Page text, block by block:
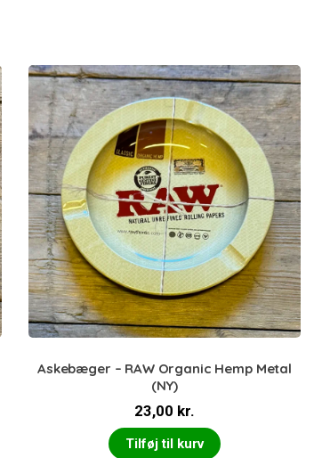
Askebæger – RAW Organic Hemp Metal
(NY)
23,00 kr.
Tilføj til kurv